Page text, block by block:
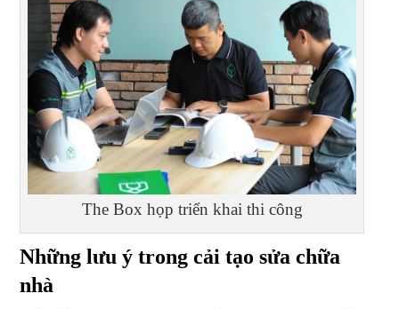
The Box họp triển khai thi công
Những lưu ý trong cải tạo sửa chữa
nhà